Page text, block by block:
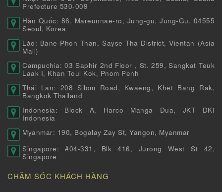
Prefecture 530-009
Hàn Quốc: 86, Mareunnae-ro, Jung-gu, Jung-Gu, 04555
Seoul, Korea
Lào: Bane Phon Than, Sayse Tha District, Vientan (Asia
Mall)
Campuchia: 03 Saphir 2nd Floor , St. 259, Sangkat Teuk
Laak I, Khan Toul Kok, Pnom Penh
Thái Lan: 208 Silom Road, Kwaeng, Khet Bang Rak,
Bangkok Thailand
Indonesia: Block A, Harco Manga Dua, JKT DKI
Indonesia
Myanmar: 190, Bogalay Zay St, Yangon, Myanmar
Singapore: #04-331, Blk 416, Jurong West St 42,
Singapore
CHĂM SÓC KHÁCH HÀNG